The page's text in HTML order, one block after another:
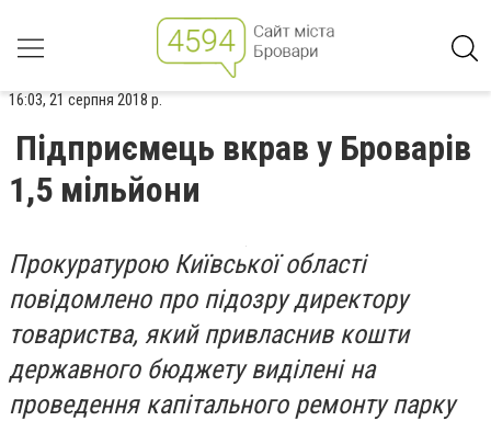
16:03, 21 серпня 2018 р.
Підприємець вкрав у Броварів
1,5 мільйони
Прокуратурою Київської області
повідомлено про підозру директору
товариства, який привласнив кошти
державного бюджету виділені на
проведення капітального ремонту парку